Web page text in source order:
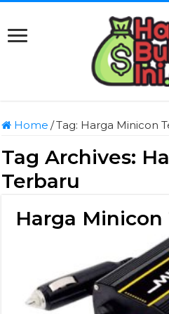
Home /Tag: Harga Minicon
Tag Archives:
Terbaru
Harga Minicon